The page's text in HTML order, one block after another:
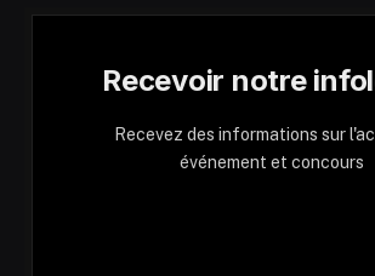
Recevoir notre
Recevez des informations sur
événement et concours